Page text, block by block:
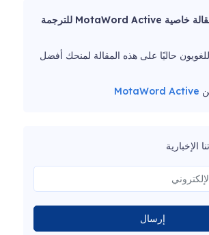
ترجمت هذه المقالة خاصية MotaWord Active للترجمة
حاليًا على هذه المقالة لمنحك أفضل
MotaWord Active
إرسال